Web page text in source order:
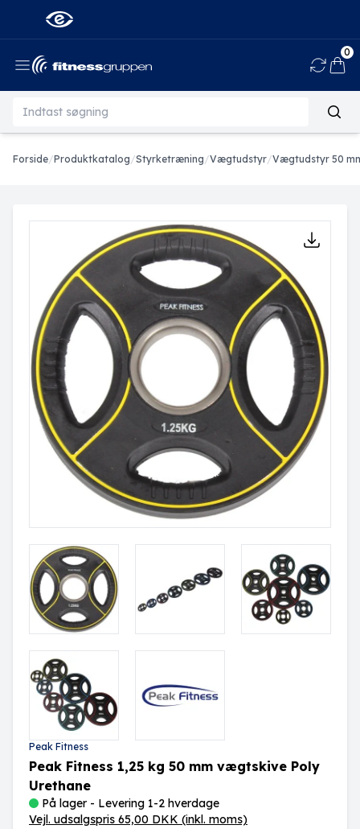
0
Forside/Produktkatalog/Styrketræning/Vægtudstyr/Vægtudstyr 50
Peak Fitness
Peak Fitness 1,25 kg 50 mm vægtskive Poly
Urethane
På lager - Levering 1-2 hverdage
Vejl. udsalgspris 65,00 DKK (inkl. moms)